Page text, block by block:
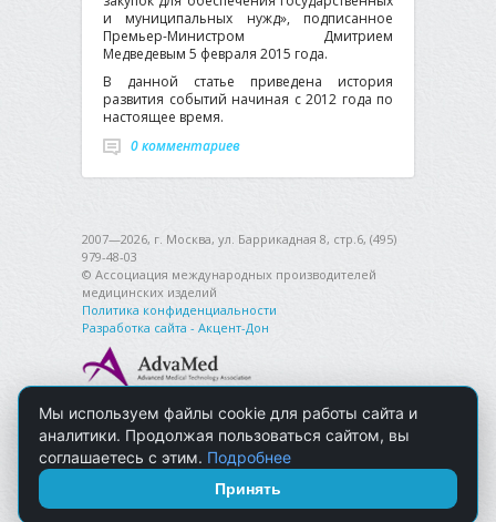
и муниципальных нужд», подписанное
Премьер-Министром Дмитрием
Медведевым 5 февраля 2015 года.
В данной статье приведена история
развития событий начиная с 2012 года по
настоящее время.
0 комментариев
2007—2026, г. Москва, ул. Баррикадная 8, стр.6, (495)
979-48-03
© Ассоциация международных производителей
медицинских изделий
Политика конфиденциальности
Разработка сайта - Акцент-Дон
Мы используем файлы cookie для работы сайта и
аналитики. Продолжая пользоваться сайтом, вы
соглашаетесь с этим. Подробнее
Принять